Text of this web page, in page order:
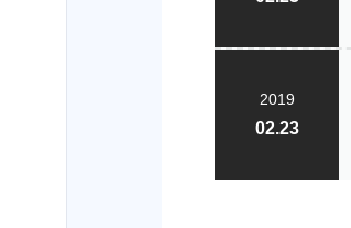
2019
02.23